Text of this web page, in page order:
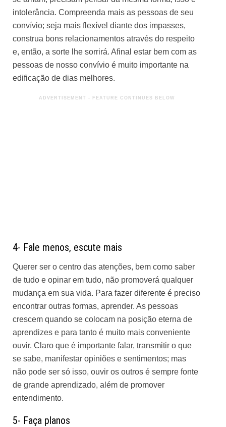
intolerância. Compreenda mais as pessoas de seu
convívio; seja mais flexível diante dos impasses,
construa bons relacionamentos através do respeito
e, então, a sorte lhe sorrirá. Afinal estar bem com as
pessoas de nosso convívio é muito importante na
edificação de dias melhores.
4- Fale menos, escute mais
Querer ser o centro das atenções, bem como saber
de tudo e opinar em tudo, não promoverá qualquer
mudança em sua vida. Para fazer diferente é preciso
encontrar outras formas, aprender. As pessoas
crescem quando se colocam na posição eterna de
aprendizes e para tanto é muito mais conveniente
ouvir. Claro que é importante falar, transmitir o que
se sabe, manifestar opiniões e sentimentos; mas
não pode ser só isso, ouvir os outros é sempre fonte
de grande aprendizado, além de promover
entendimento.
5- Faça planos